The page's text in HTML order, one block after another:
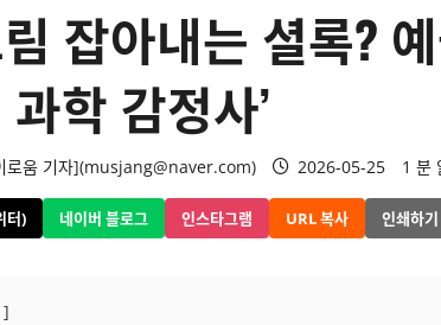
잡아내는 셜록?
과학 감정사’
로움 기자](musjang@naver.com) 2026-05-25 1 분
터) 네이버 블로그 인스타그램 URL 복사 인쇄하기